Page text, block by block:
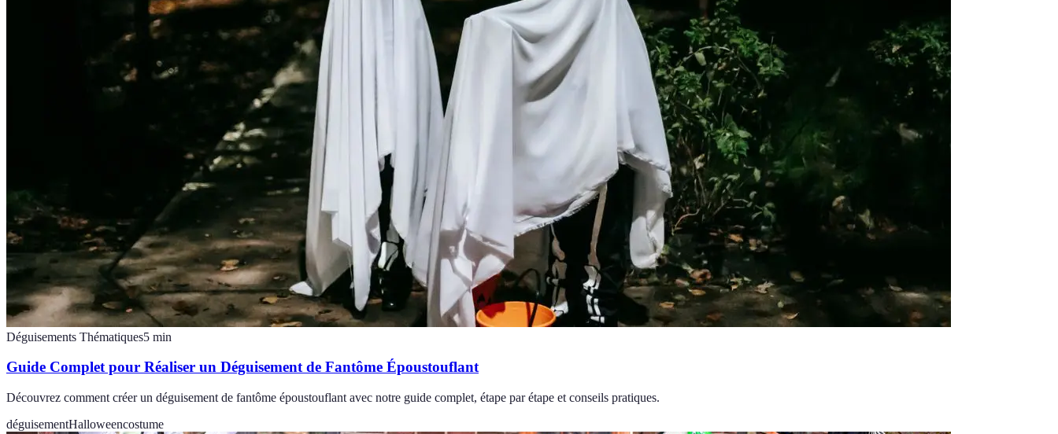
Déguisements Thématiques5 min
Guide Complet pour Réaliser un Déguisement de Fantôme Époustouflant
Découvrez comment créer un déguisement de fantôme époustouflant avec notre guide complet, étape par étape et conseils pratiques.
déguisementHalloweencostume